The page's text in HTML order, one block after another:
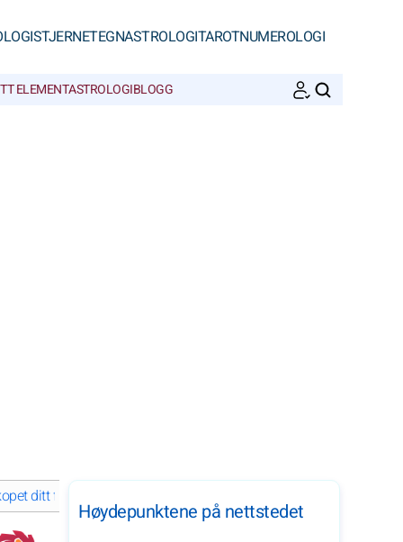
STJERNETEGNASTROLOGITAROTNUMEROLOGI
ELEMENTASTROLOGIBLOGG
ditt for mars 2026 for stjernetegnet ditt
Høydepunktene på nettstedet